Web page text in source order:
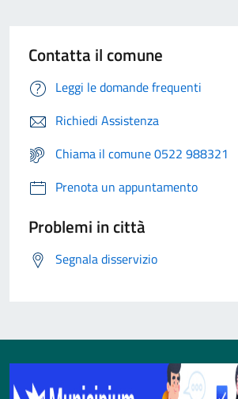
Contatta il comune
Leggi le domande frequenti
Richiedi Assistenza
Chiama il comune 0522 988321
Prenota un appuntamento
Problemi in città
Segnala disservizio